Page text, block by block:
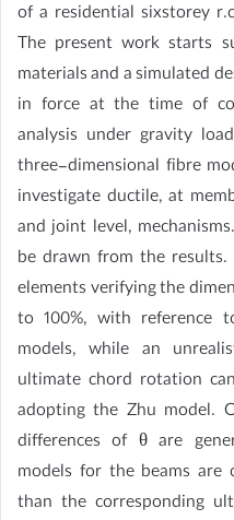
of a residential sixstorey
The present work starts
materials and a simulated
in force at the time of
analysis under gravity
three-dimensional fibre
investigate ductile, at
and joint level,
be drawn from the
elements verifying the
to 100%, with reference
models, while an
ultimate chord rotation
adopting the Zhu model.
differences of θ are
models for the beams are
than the corresponding